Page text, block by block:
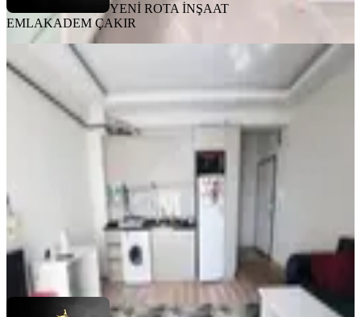
YENİ ROTA İNŞAAT
EMLAKADEM ÇAKIR
Rota'dan Üniversite Karşısı Geniş Ve
Kullanışlı Eşyalı Kirlk 1+1
Onikişubat, Maarif Mahallesi
YENİ ROTA İNŞAAT EMLAK Mikail Barışık